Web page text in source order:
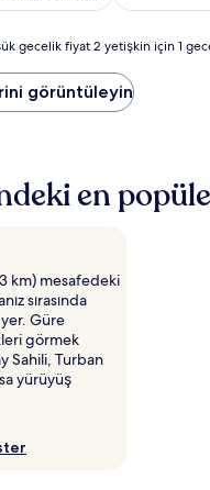
gecelik fiyat 2 yetişkin için 1
görüntüleyin
en
km) mesafedeki
sırasında
Güre
görmek
Sahili, Turban
yürüyüş